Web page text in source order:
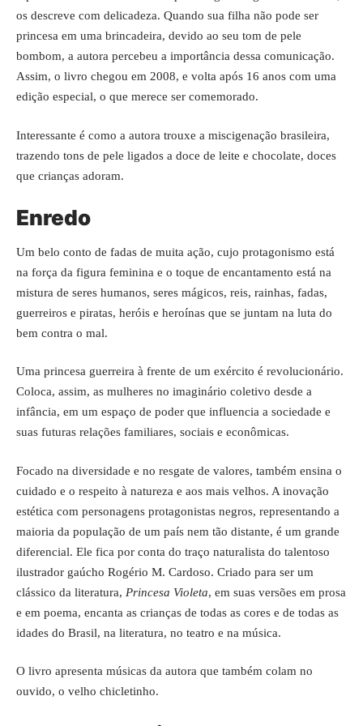
os descreve com delicadeza. Quando sua filha não pode ser
princesa em uma brincadeira, devido ao seu tom de pele
bombom, a autora percebeu a importância dessa comunicação.
Assim, o livro chegou em 2008, e volta após 16 anos com uma
edição especial, o que merece ser comemorado.
Interessante é como a autora trouxe a miscigenação brasileira,
trazendo tons de pele ligados a doce de leite e chocolate, doces
que crianças adoram.
Enredo
Um belo conto de fadas de muita ação, cujo protagonismo está
na força da figura feminina e o toque de encantamento está na
mistura de seres humanos, seres mágicos, reis, rainhas, fadas,
guerreiros e piratas, heróis e heroínas que se juntam na luta do
bem contra o mal.
Uma princesa guerreira à frente de um exército é revolucionário.
Coloca, assim, as mulheres no imaginário coletivo desde a
infância, em um espaço de poder que influencia a sociedade e
suas futuras relações familiares, sociais e econômicas.
Focado na diversidade e no resgate de valores, também ensina o
cuidado e o respeito à natureza e aos mais velhos. A inovação
estética com personagens protagonistas negros, representando a
maioria da população de um país nem tão distante, é um grande
diferencial. Ele fica por conta do traço naturalista do talentoso
ilustrador gaúcho Rogério M. Cardoso. Criado para ser um
clássico da literatura, Princesa Violeta, em suas versões em prosa
e em poema, encanta as crianças de todas as cores e de todas as
idades do Brasil, na literatura, no teatro e na música.
O livro apresenta músicas da autora que também colam no
ouvido, o velho chicletinho.